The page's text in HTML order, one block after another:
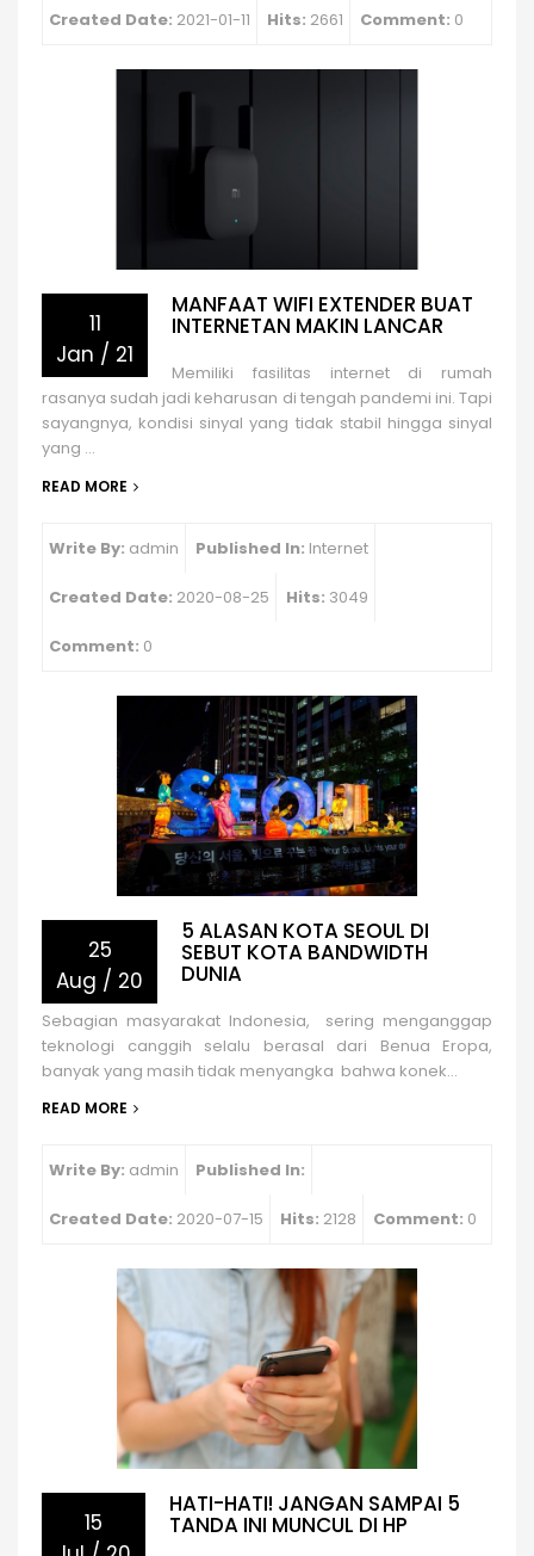
Created Date: 2021-01-11 Hits: 2661 Comment: 0
11
Jan / 21
MANFAAT WIFI EXTENDER BUAT
INTERNETAN MAKIN LANCAR
Memiliki fasilitas internet di rumah
rasanya sudah jadi keharusan di tengah pandemi ini. Tapi
sayangnya, kondisi sinyal yang tidak stabil hingga sinyal
yang ...
READ MORE
Write By: admin Published In: Internet
Created Date: 2020-08-25 Hits: 3049
Comment: 0
25
Aug / 20
5 ALASAN KOTA SEOUL DI
SEBUT KOTA BANDWIDTH
DUNIA
Sebagian masyarakat Indonesia, sering menganggap
teknologi canggih selalu berasal dari Benua Eropa,
banyak yang masih tidak menyangka bahwa konek...
READ MORE
Write By: admin Published In:
Created Date: 2020-07-15 Hits: 2128 Comment: 0
15
HATI-HATI! JANGAN SAMPAI 5
TANDA INI MUNCUL DI HP